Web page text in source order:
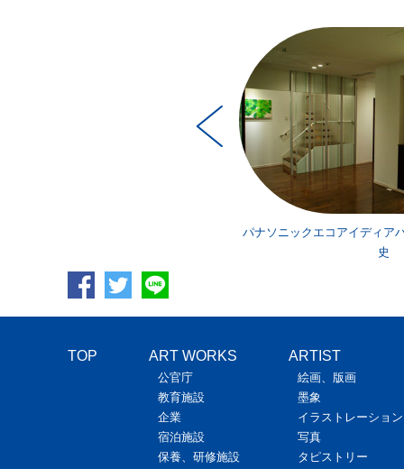
パナソニックエコアイディア
史
TOP ART WORKS
公官庁
教育施設
企業
宿泊施設
保養、研修施設
ARTIST
絵画、版画
墨象
イラストレーション
写真
タピストリー